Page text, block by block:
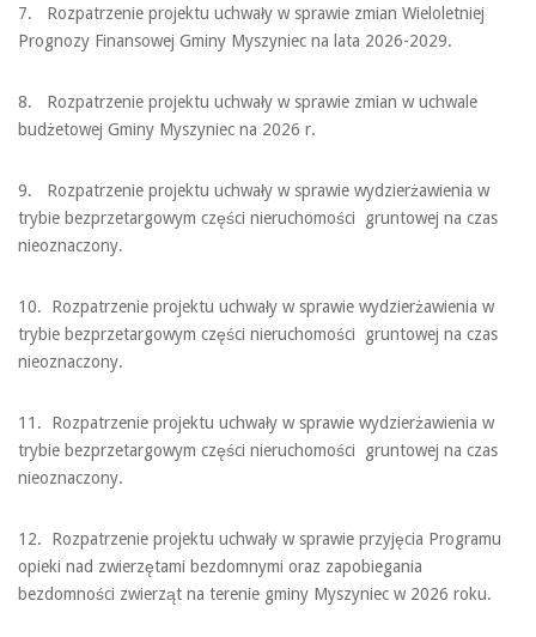
7. Rozpatrzenie projektu uchwały w sprawie zmian Wieloletniej
Prognozy Finansowej Gminy Myszyniec na lata 2026-2029.
8. Rozpatrzenie projektu uchwały w sprawie zmian w uchwale
budżetowej Gminy Myszyniec na 2026 r.
9. Rozpatrzenie projektu uchwały w sprawie wydzierżawienia w
trybie bezprzetargowym części nieruchomości gruntowej na czas
nieoznaczony.
10. Rozpatrzenie projektu uchwały w sprawie wydzierżawienia w
trybie bezprzetargowym części nieruchomości gruntowej na czas
nieoznaczony.
11. Rozpatrzenie projektu uchwały w sprawie wydzierżawienia w
trybie bezprzetargowym części nieruchomości gruntowej na czas
nieoznaczony.
12. Rozpatrzenie projektu uchwały w sprawie przyjęcia Programu
opieki nad zwierzętami bezdomnymi oraz zapobiegania
bezdomności zwierząt na terenie gminy Myszyniec w 2026 roku.